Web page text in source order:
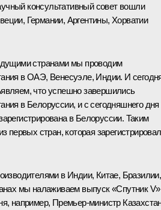
консультативный совет вошли
Германии, Аргентины, Хорватии
странами мы проводим
в ОАЭ, Венесуэле, Индии. И
что успешно завершились
в Белоруссии, и с сегодняшнего дня
в Белоруссии. Таким
первых стран, которая
в Индии, Китае, Бразилии,
мы налаживаем выпуск «Спутник V»
например, Премьер-министр